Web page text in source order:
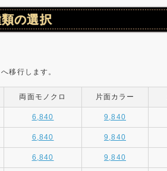
の選択
移行します。
両面モノクロ 片面カラー
6,840 9,840
6,840 9,840
6,840 9,840